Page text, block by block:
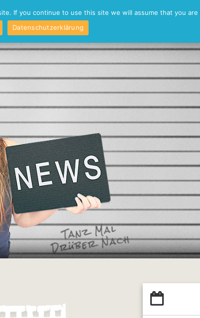
If you continue to use this site we will assume that you
Datenschutzerklärung